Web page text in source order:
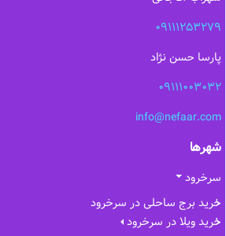
09111253279
پارسا حسن نژاد
09111003032
info@nefaar.com
شهرها
سرخرود
خرید برج ساحلی در سرخرود
خرید ویلا در سرخرود